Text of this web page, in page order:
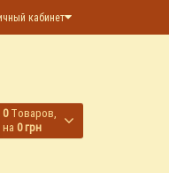
кабинет
0 Tоваров,
на 0 грн